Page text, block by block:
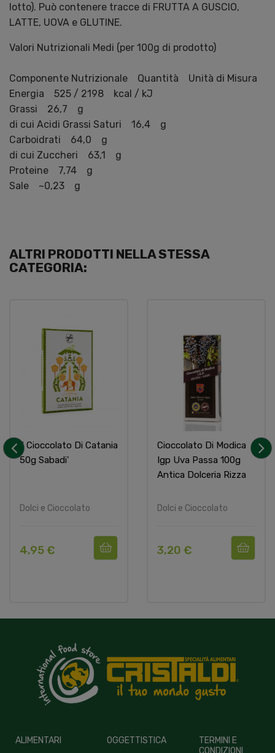
lotto). Può contenere tracce di FRUTTA A GUSCIO,
LATTE, UOVA e GLUTINE.
Valori Nutrizionali Medi (per 100g di prodotto)
Componente Nutrizionale Quantità Unità di Misura
Energia 525 / 2198 kcal / kJ
Grassi 26,7 g
di cui Acidi Grassi Saturi 16,4 g
Carboidrati 64,0 g
di cui Zuccheri 63,1 g
Proteine 7,74 g
Sale ~0,23 g
ALTRI PRODOTTI NELLA STESSA
CATEGORIA:
Il Cioccolato Di Catania
50g Sabadi'
Dolci e Cioccolato
4,95 €
Cioccolato Di Modica
Igp Uva Passa 100g
Antica Dolceria Rizza
Dolci e Cioccolato
3,20 €
ALIMENTARI OGGETTISTICA
TERMINI E
CONDIZIONI